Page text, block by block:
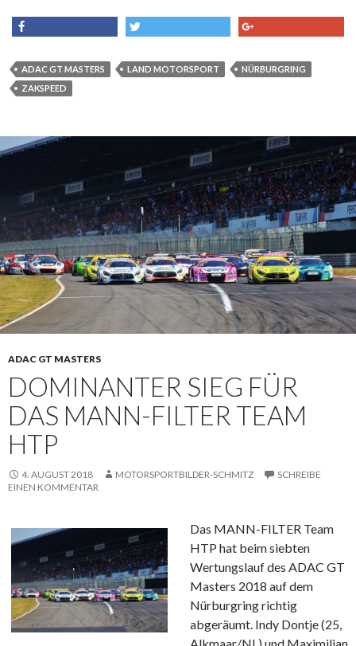
ADAC GT MASTERS LAND MOTORSPORT
NÜRBURGRING
ZAKSPEED
ADAC GT MASTERS
DOMINANTER SIEG FÜR
DAS MANN-FILTER TEAM
HTP
4. AUGUST 2018 MOTORSPORTBILDER-SCHMITZ
SCHREIBE
EINEN KOMMENTAR
Das MANN-FILTER Team
HTP hat beim siebten
Wertungslauf des ADAC GT
Masters 2018 auf dem
Nürburgring richtig
abgeräumt. Indy Dontje (25,